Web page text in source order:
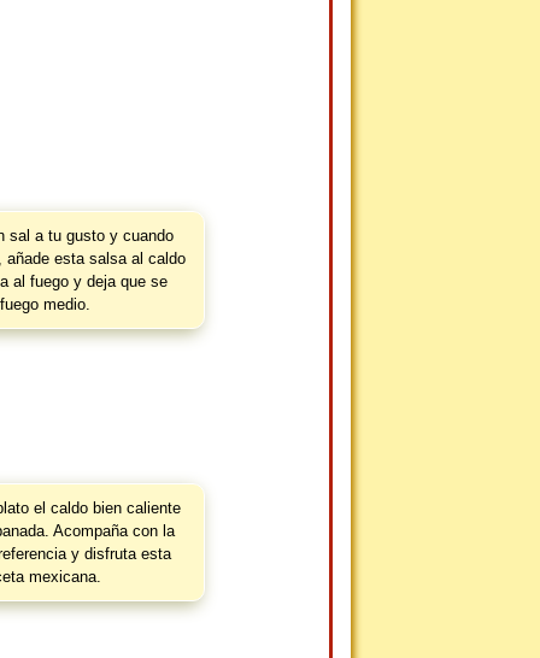
sal a tu gusto y cuando
añade esta salsa al caldo
al fuego y deja que se
medio.
el caldo bien caliente
Acompaña con la
y disfruta esta
mexicana.